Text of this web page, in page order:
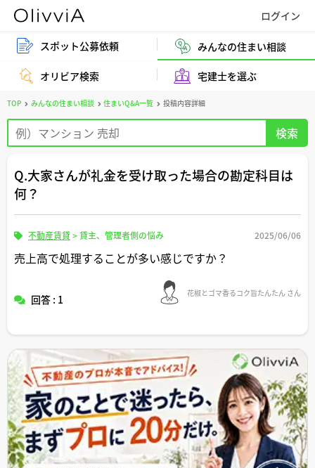
スポット公募依頼 みんなの住まい相談
オリビア検索 宅建士を選ぶ
TOP みんなの住まい相談 住まいQ&A一覧 投稿内容詳細
Q.大家さんが礼金を受け取った場合の勘定科目は
何？
不動産賃貸>貸主、管理者側の悩み 2025/06/06
売上高で処理することが多い感じですか？
回答 : 1 花椒とゴマ香るコク旨たんたん さん